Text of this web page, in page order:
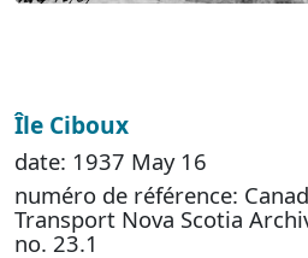
Île Ciboux
date: 1937 May 16
numéro de référence:
Transport Nova Scotia
no. 23.1